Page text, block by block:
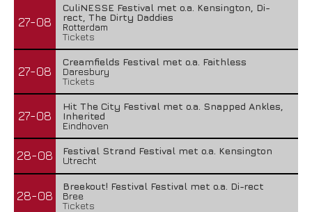
27-08
CuliNESSE Festival met o.a. Kensington, Di-
rect, The Dirty Daddies
Rotterdam
Tickets
27-08
Creamfields Festival met o.a. Faithless
Daresbury
Tickets
27-08
Hit The City Festival met o.a. Snapped Ankles,
Inherited
Eindhoven
28-08
Festival Strand Festival met o.a. Kensington
Utrecht
28-08
Breekout! Festival Festival met o.a. Di-rect
Bree
Tickets